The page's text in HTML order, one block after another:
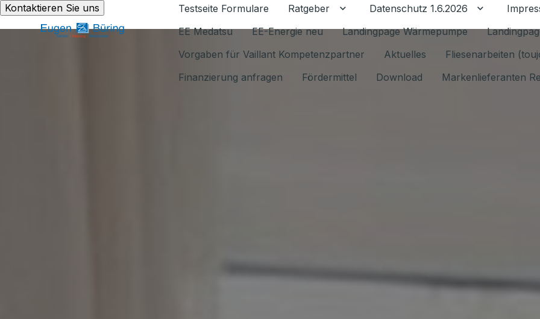
Kontaktieren Sie uns Testseite Formulare Ratgeber Untermenü für Ratgeber umschalten
Datenschutz 1.6.2026 Untermenü
EE Medatsu
EE-Energie neu Landingpage Wärmepumpe
Vorgaben für Vaillant Kompetenzpartner
Aktuelles
Fliesenarbeiten
Finanzierung anfragen
Fördermittel Download Markenlieferanten